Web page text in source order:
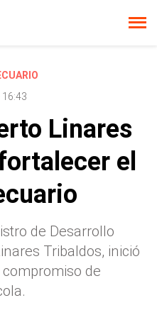
16:43
Linares
el
de Desarrollo
Tribaldos, inició
de